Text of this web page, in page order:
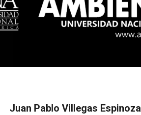
Juan Pablo Villegas Espinoza